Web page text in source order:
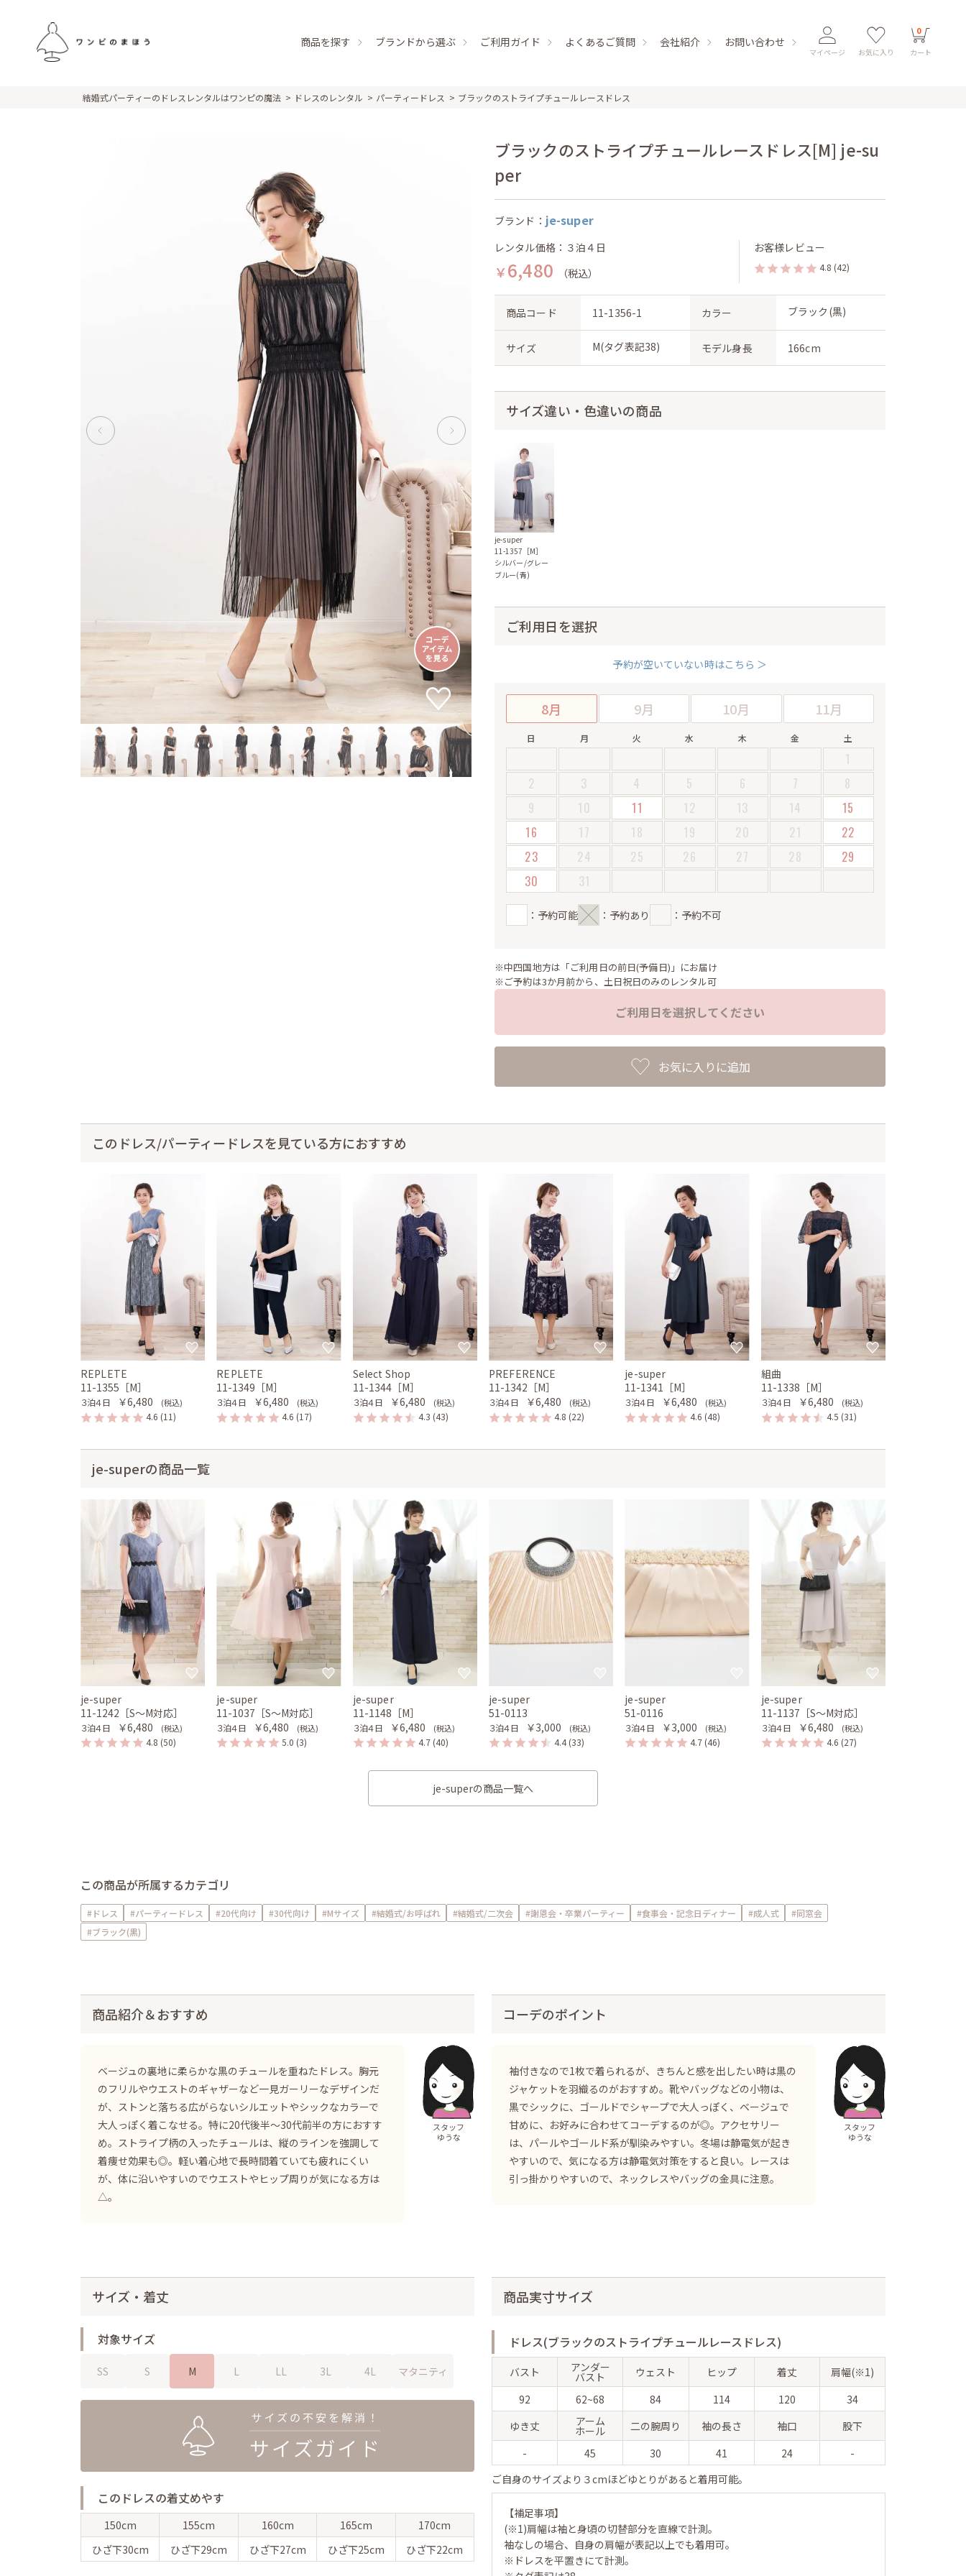
商品を探す ブランドから選ぶ ご利用ガイド よくあるご質問 会社紹介 お問い合わせ
マイページ お気に入り
0
カート
結婚式パーティーのドレスレンタルはワンピの魔法 ドレスのレンタル パーティードレス ブラックのストライプチュールレースドレス
ブラックのストライプチュールレースドレス[M] je-su
per
ブランド： je-super
レンタル価格：３泊４日
￥6,480 （税込）
お客様レビュー
4.8 (42)
商品コード 11-1356-1 カラー ブラック(黒)
サイズ M(タグ表記38) モデル身長 166cm
サイズ違い・色違いの商品
je-super
11-1357［M］
シルバー/グレー
ブルー(青)
ご利用日を選択
予約が空いていない時はこちら ＞
8月 9月 10月 11月
日 月 火 水 木 金 土
1
2
3 4 5 6 7
8
9
10 11 12 13 14
15
16
17 18 19 20 21
22
23
24 25 26 27 28
29
30
31
：予約可能 ：予約あり ：予約不可
※中四国地方は「ご利用日の前日(予備日)」にお届け
※ご予約は3か月前から、土日祝日のみのレンタル可
ご利用日を選択してください
お気に入りに追加
このドレス/パーティードレスを見ている方におすすめ
REPLETE
11-1355［M］
３泊４日 ￥6,480 (税込)
4.6 (11)
REPLETE
11-1349［M］
３泊４日 ￥6,480 (税込)
4.6 (17)
Select Shop
11-1344［M］
３泊４日 ￥6,480 (税込)
4.3 (43)
PREFERENCE
11-1342［M］
３泊４日 ￥6,480 (税込)
4.8 (22)
je-super
11-1341［M］
３泊４日 ￥6,480 (税込)
4.6 (48)
組曲
11-1338［M］
３泊４日 ￥6,480 (税込)
4.5 (31)
je-superの商品一覧
je-super
11-1242［S〜M対応］
３泊４日 ￥6,480 (税込)
4.8 (50)
je-super
11-1037［S〜M対応］
３泊４日 ￥6,480 (税込)
5.0 (3)
je-super
11-1148［M］
３泊４日 ￥6,480 (税込)
4.7 (40)
je-super
51-0113
３泊４日 ￥3,000 (税込)
4.4 (33)
je-super
51-0116
３泊４日 ￥3,000 (税込)
4.7 (46)
je-super
11-1137［S〜M対応］
３泊４日 ￥6,480 (税込)
4.6 (27)
je-superの商品一覧へ
この商品が所属するカテゴリ
#ドレス #パーティードレス #20代向け #30代向け #Mサイズ #結婚式/お呼ばれ #結婚式/二次会 #謝恩会・卒業パーティー #食事会・記念日ディナー #成人式
#同窓会
#ブラック(黒)
商品紹介＆おすすめ
ベージュの裏地に柔らかな黒のチュールを重ねたドレス。胸元
のフリルやウエストのギャザーなど一見ガーリーなデザインだ
が、ストンと落ちる広がらないシルエットやシックなカラーで
大人っぽく着こなせる。特に20代後半〜30代前半の方におすす
め。ストライプ柄の入ったチュールは、縦のラインを強調して
着痩せ効果も◎。軽い着心地で長時間着ていても疲れにくい
が、体に沿いやすいのでウエストやヒップ周りが気になる方は
△。
スタッフ
ゆうな
コーデのポイント
袖付きなので1枚で着られるが、きちんと感を出したい時は黒の
ジャケットを羽織るのがおすすめ。靴やバッグなどの小物は、
黒でシックに、ゴールドでシャープで大人っぽく、ベージュで
甘めに、お好みに合わせてコーデするのが◎。アクセサリー
は、パールやゴールド系が馴染みやすい。冬場は静電気が起き
やすいので、気になる方は静電気対策をすると良い。レースは
引っ掛かりやすいので、ネックレスやバッグの金具に注意。
スタッフ
ゆうな
サイズ・着丈
対象サイズ
SS S M L LL 3L 4L マタニティ
このドレスの着丈めやす
150cm 155cm 160cm 165cm
170cm
ひざ下30cm ひざ下29cm ひざ下27cm ひざ下25cm ひざ下22cm
商品実寸サイズ
ドレス(ブラックのストライプチュールレースドレス)
バスト アンダー
バスト ウェスト ヒップ 着丈
肩幅(※1)
92
62~68 84 114 120
34
ゆき丈
アーム
ホール 二の腕周り 袖の長さ 袖口
股下
-
45 30 41 24
-
ご自身のサイズより３cmほどゆとりがあると着用可能。
【補足事項】
(※1)肩幅は袖と身頃の切替部分を直線で計測。
袖なしの場合、自身の肩幅が表記以上でも着用可。
※ドレスを平置きにて計測。